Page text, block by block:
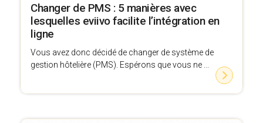
Changer de PMS : 5 manières avec
lesquelles eviivo facilite l’intégration en
ligne
Vous avez donc décidé de changer de système de
gestion hôtelière (PMS). Espérons que vous ne ...